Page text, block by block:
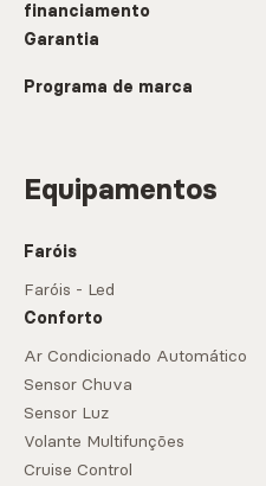
financiamento
Garantia
Programa de marca
Equipamentos
Faróis
Faróis - Led
Conforto
Ar Condicionado Automático
Sensor Chuva
Sensor Luz
Volante Multifunções
Cruise Control